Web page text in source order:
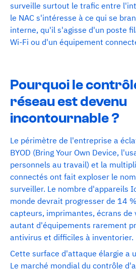
surveille surtout le trafic entre
le NAC s'intéresse à ce qui se
interne, qu'il s'agisse d'un poste
Wi-Fi ou d'un équipement
Pourquoi le
réseau est devenu
incontournable ?
Le périmètre de l'entreprise a
BYOD (Bring Your Own Device,
personnels au travail) et la
connectés ont fait exploser le
surveiller. Le nombre d'appareils
monde devrait progresser de 14
capteurs, imprimantes, écrans de
autant d'équipements rarement
antivirus et difficiles à inventorier.
Cette surface d'attaque élargie a
Le marché mondial du contrôle